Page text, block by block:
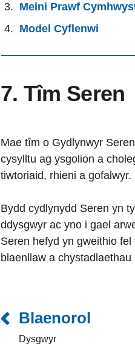
Meini Prawf
Model Cyflenwi
7. Tîm Seren
Mae tîm o Gydlynwyr
cysylltu ag ysgolion a
tiwtoriaid, rhieni a gofalwyr.
Bydd cydlynydd Seren yn
ddysgwyr ac yno i gael
Seren hefyd yn gweithio
blaenllaw a
Blaenorol
Dysgwyr